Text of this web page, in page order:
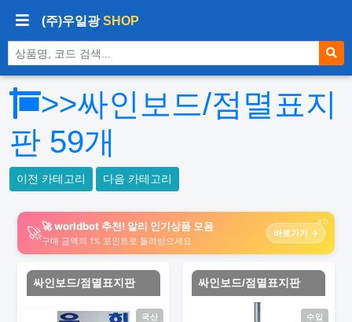
(주)우일광SHOP
상품 검색
>>싸인보드/점멸표지
판 59개
이전 카테고리 다음 카테고리
AD
🚀🚀 worldbot 추천! 알리 인기상품 모음
구매 금액의 1% 포인트로 돌려받으세요
바로가기 →
싸인보드/점멸표지판
국산
싸인보드/점멸표지판
수입